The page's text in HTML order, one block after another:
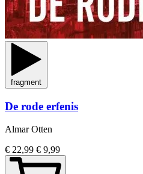
fragment
De rode erfenis
Almar Otten
€ 22,99 € 9,99